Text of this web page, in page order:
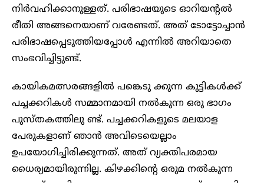
നിർവഹിക്കാനുള്ളത്. പരിഭാഷയുടെ ഓറിയന്റൽ
രീതി അങ്ങനെയാണ് വരേണ്ടത്. അത് ടോട്ടോച്ചാൻ
പരിഭാഷപ്പെടുത്തിയപ്പോൾ എന്നിൽ അറിയാതെ
സംഭവിച്ചിട്ടുണ്ട്.
കായികമത്സരങ്ങളിൽ പങ്കെടു ക്കുന്ന കുട്ടികൾക്ക്
പച്ചക്കറികൾ സമ്മാനമായി നൽകുന്ന ഒരു ഭാഗം
പുസ്തകത്തിലു ണ്ട്. പച്ചക്കറികളുടെ മലയാള
പേരുകളാണ് ഞാൻ അവിടെയെല്ലാം
ഉപയോഗിച്ചിരിക്കുന്നത്. അത് വ്യക്തിപരമായ
ധൈര്യമായിരുന്നില്ല. കിഴക്കിന്റെ ഒരുമ നൽകുന്ന